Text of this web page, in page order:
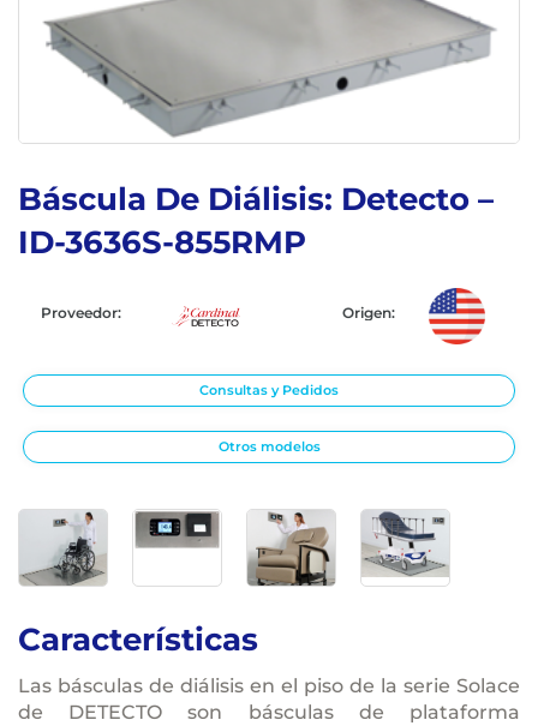
Báscula De Diálisis: Detecto –
ID-3636S-855RMP
Proveedor: Origen:
Consultas y Pedidos
Otros modelos
Características
Las básculas de diálisis en el piso de la serie Solace
de DETECTO son básculas de plataforma